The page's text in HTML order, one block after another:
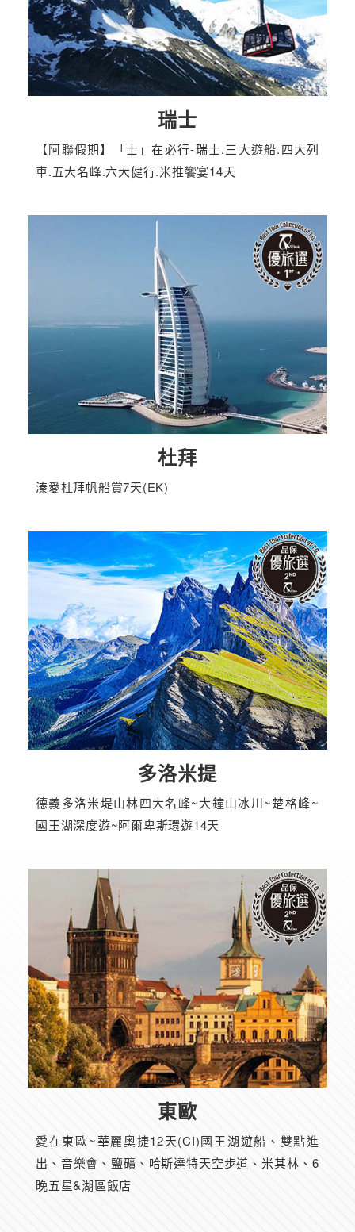
瑞士
【阿聯假期】「士」在必行-瑞士.三大遊船.四大列
車.五大名峰.六大健行.米推饗宴14天
杜拜
溱愛杜拜帆船賞7天(EK)
多洛米提
德義多洛米堤山林四大名峰~大鐘山冰川~楚格峰~
國王湖深度遊~阿爾卑斯環遊14天
東歐
愛在東歐~華麗奧捷12天(CI)國王湖遊船、雙點進
出、音樂會、鹽礦、哈斯達特天空步道、米其林、6
晚五星&湖區飯店